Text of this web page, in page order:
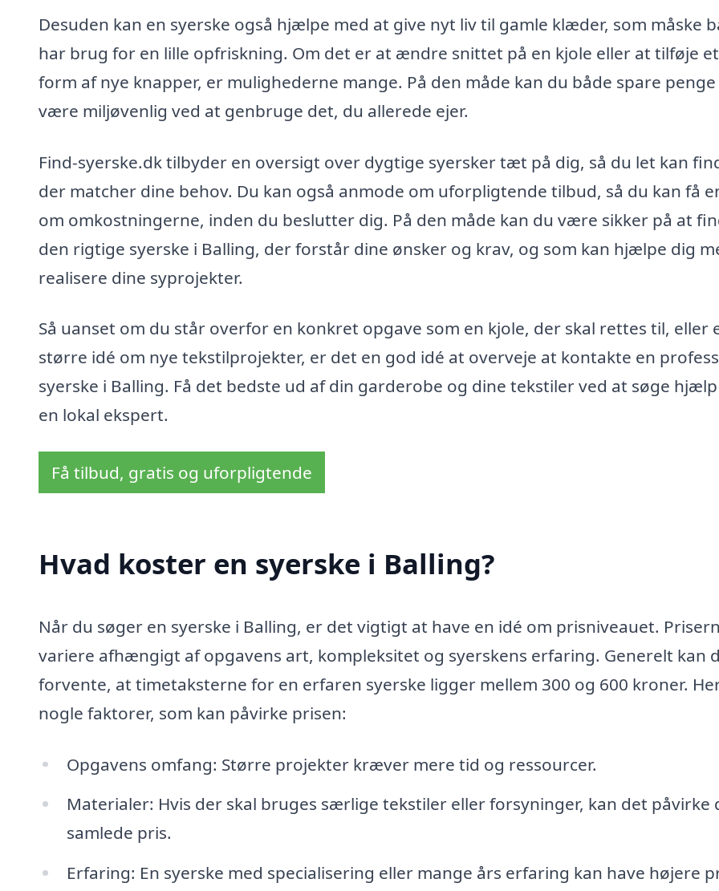
Desuden kan en syerske også hjælpe med at give nyt liv til gamle klæder, som måske
har brug for en lille opfriskning. Om det er at ændre snittet på en kjole eller at tilføje
form af nye knapper, er mulighederne mange. På den måde kan du både spare penge
være miljøvenlig ved at genbruge det, du allerede ejer.
Find-syerske.dk tilbyder en oversigt over dygtige syersker tæt på dig, så du let kan
der matcher dine behov. Du kan også anmode om uforpligtende tilbud, så du kan få
om omkostningerne, inden du beslutter dig. På den måde kan du være sikker på at
den rigtige syerske i Balling, der forstår dine ønsker og krav, og som kan hjælpe dig
realisere dine syprojekter.
Så uanset om du står overfor en konkret opgave som en kjole, der skal rettes til, eller
større idé om nye tekstilprojekter, er det en god idé at overveje at kontakte en
syerske i Balling. Få det bedste ud af din garderobe og dine tekstiler ved at søge
en lokal ekspert.
Få tilbud, gratis og uforpligtende
Hvad koster en syerske i Balling?
Når du søger en syerske i Balling, er det vigtigt at have en idé om prisniveauet.
variere afhængigt af opgavens art, kompleksitet og syerskens erfaring. Generelt kan
forvente, at timetaksterne for en erfaren syerske ligger mellem 300 og 600 kroner.
nogle faktorer, som kan påvirke prisen:
Opgavens omfang: Større projekter kræver mere tid og ressourcer.
Materialer: Hvis der skal bruges særlige tekstiler eller forsyninger, kan det påvirke
samlede pris.
Erfaring: En syerske med specialisering eller mange års erfaring kan have højere